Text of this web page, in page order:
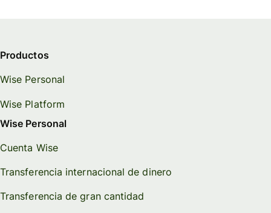
Productos
Wise Personal
Wise Platform
Wise Personal
Cuenta Wise
Transferencia internacional de dinero
Transferencia de gran cantidad